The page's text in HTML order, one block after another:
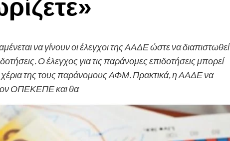
να γίνουν οι έλεγχοι της ΑΑΔΕ ώστε να διαπιστωθεί
Ο έλεγχος για τις παράνομες επιδοτήσεις μπορεί
χέρια της τους παράνομους ΑΦΜ. Πρακτικά, η ΑΑΔΕ να
ΟΠΕΚΕΠΕ και θα